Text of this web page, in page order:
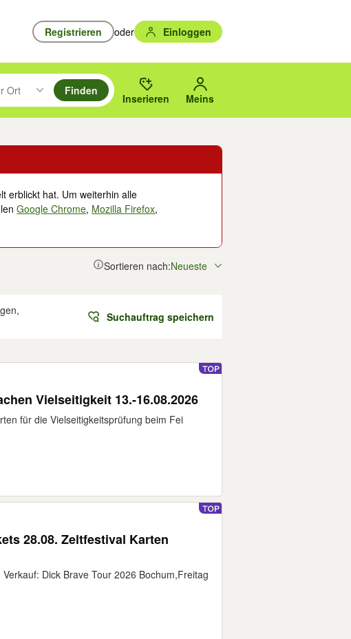
Registrieren oder Einloggen
unten durchsuchen und mit Eingabetaste auswählen.
drücken um zu suchen, oder Vorschläge mit den Pfeiltasten nach oben/
Ort
Umkreis des gewählten Orts oder PLZ.
Finden
Inserieren Meins
erblickt hat. Um weiterhin alle
Google Chrome, Mozilla Firefox,
Sortieren nach:Neueste
Suchauftrag speichern
Vielseitigkeit 13.-16.08.2026
für die Vielseitigkeitsprüfung beim Fei
28.08. Zeltfestival Karten
Dick Brave Tour 2026 Bochum,Freitag